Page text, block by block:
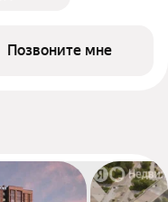
Позвоните мне